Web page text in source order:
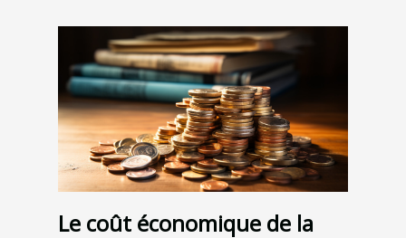
Le coût économique de la